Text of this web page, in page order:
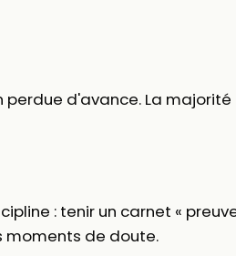
d'avance. La majorité
: tenir un carnet «
moments de doute.